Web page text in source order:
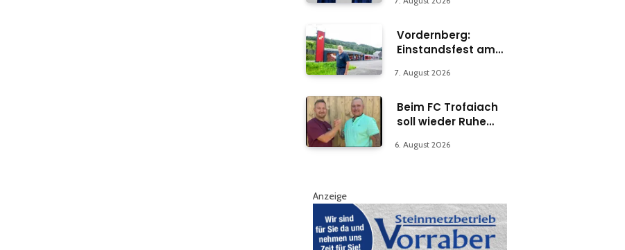
Vordernberg:
Einstandsfest am
7. August 2026
Beim FC Trofaiach
soll wieder Ruhe
6. August 2026
Anzeige